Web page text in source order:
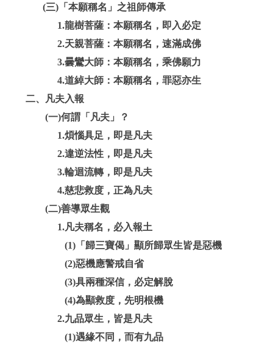
(三)「本願稱名」之祖師傳承
1.龍樹菩薩：本願稱名，即入必定
2.天親菩薩：本願稱名，速滿成佛
3.曇鸞大師：本願稱名，乘佛願力
4.道綽大師：本願稱名，罪惡亦生
二、凡夫入報
(一)何謂「凡夫」？
1.煩惱具足，即是凡夫
2.違逆法性，即是凡夫
3.輪迴流轉，即是凡夫
4.慈悲救度，正為凡夫
(二)善導眾生觀
1.凡夫稱名，必入報土
(1)「歸三寶偈」顯所歸眾生皆是惡機
(2)惡機應警戒自省
(3)具兩種深信，必定解脫
(4)為顯救度，先明根機
2.九品眾生，皆是凡夫
(1)遇緣不同，而有九品